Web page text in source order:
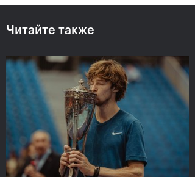
Рублёв — чемпион XXX
Кремля»
20 октября, 21:00
Читайте также